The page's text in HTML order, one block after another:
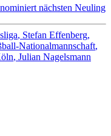
nächsten Neuling
Stefan Effenberg
Nationalmannschaft
Julian Nagelsmann